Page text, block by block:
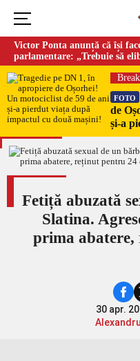
Victor Ponta anunță că își
parlamentare: „Trebuie să
globalistă”
FOTO
de
și-a
Fetiță abuzată
Slatina.
prima
30 apr.